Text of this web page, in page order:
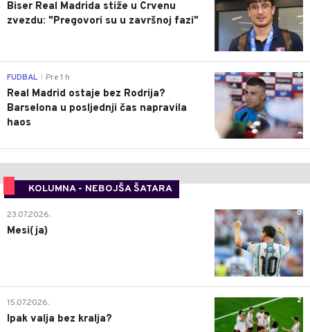
Biser Real Madrida stiže u Crvenu
zvezdu: "Pregovori su u završnoj fazi"
0
FUDBAL Pre 1 h
Real Madrid ostaje bez Rodrija?
Barselona u posljednji čas napravila
haos
KOLUMNA - NEBOJŠA ŠATARA
0
23.07.2026.
Mesi(ja)
2
15.07.2026.
Ipak valja bez kralja?